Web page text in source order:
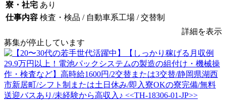
寮・社宅 あり
仕事内容 検査・検品 / 自動車系工場 / 交替制
詳細を表示
募集が停止しています